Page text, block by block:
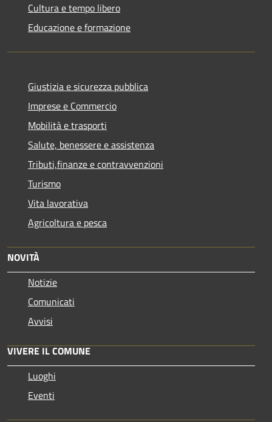
Cultura e tempo libero
Educazione e formazione
Giustizia e sicurezza pubblica
Imprese e Commercio
Mobilità e trasporti
Salute, benessere e assistenza
Tributi,finanze e contravvenzioni
Turismo
Vita lavorativa
Agricoltura e pesca
NOVITÀ
Notizie
Comunicati
Avvisi
VIVERE IL COMUNE
Luoghi
Eventi